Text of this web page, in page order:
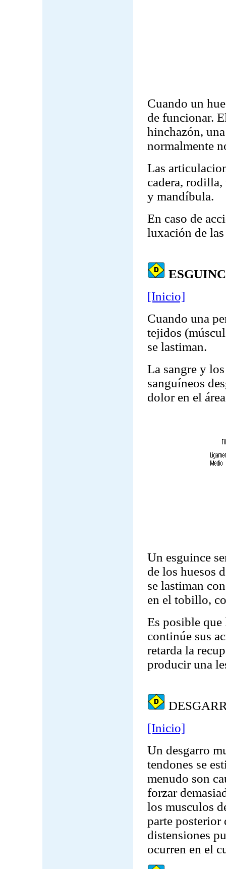
Cuando un
de funcionar.
hinchazón,
normalmente
Las
cadera,
y mandíbula.
En caso de
luxación de
[Inicio]
Cuando una
tejidos
se lastiman.
La sangre y
sanguíneos
dolor en el
Un esguince
de los huesos
se lastiman
en el tobillo,
Es posible
continúe sus
retarda la
producir una
[Inicio]
Un desgarro
tendones se
menudo son
forzar
los musculos
parte posterior
distensiones
ocurren en el